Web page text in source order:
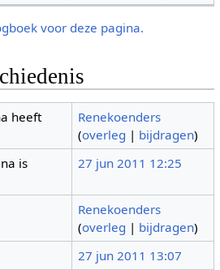
voor deze pagina.
heeft
Renekoenders
(overleg | bijdragen)
is
27 jun 2011 12:25
Renekoenders
(overleg | bijdragen)
27 jun 2011 13:07